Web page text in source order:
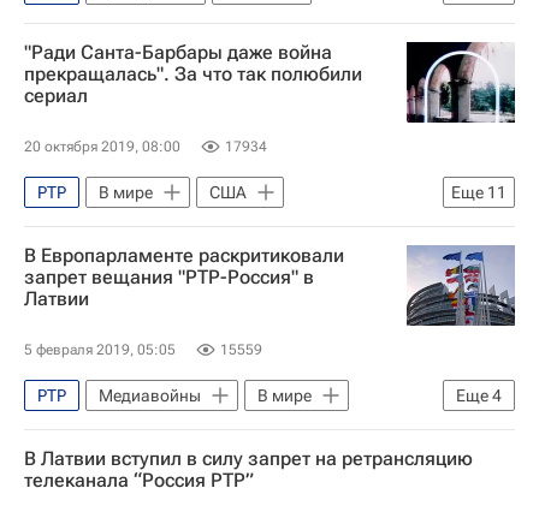
Программа "Вести"
юбилей
Россия-1 (телеканал)
Россия-24 (телеканал)
Информационная программа "Вести": начало
Олег Добродеев
Николай Сванидзе
Дмитрий Киселев
Арина Шарапова
Анатолий Лысенко
Евгений Ревенко
Сергей Брилев
Андрей Кондрашов
"Ради Санта-Барбары даже война
прекращалась". За что так полюбили
сериал
20 октября 2019, 08:00 17934
Еще 11
РТР В мире
США
Вашингтон (город)
Пушкин
Москва
Борис Ельцин
Егор Гайдар
Джордж Буш (старший)
Русский язык в мире
сериалы
Россия
В Европарламенте раскритиковали
запрет вещания "РТР-Россия" в
Латвии
5 февраля 2019, 05:05 15559
Еще4
РТР Медиавойны
В мире
Латвия
Мирослав Митрофанов
Европарламент
Россия
В Латвии вступил в силу запрет на ретрансляцию
телеканала “Россия РТР”